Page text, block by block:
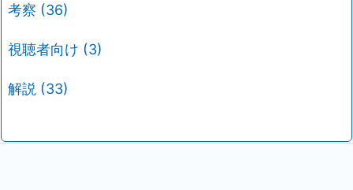
考察 (36)
視聴者向け (3)
解説 (33)